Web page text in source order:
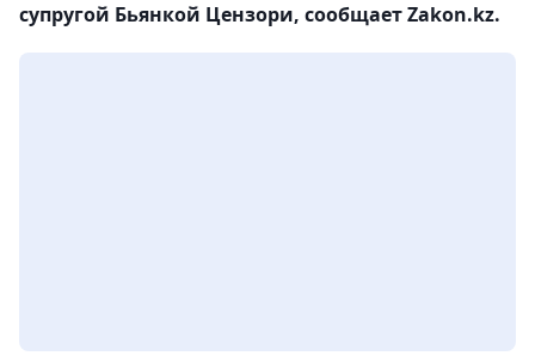
супругой Бьянкой Цензори, сообщает Zakon.kz.